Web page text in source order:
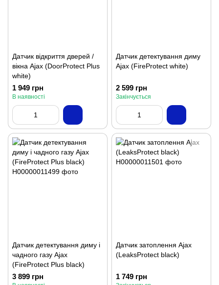
Датчик відкриття дверей /
вікна Ajax (DoorProtect Plus
white)
1 949 грн
В наявності
Датчик детектування диму
Ajax (FireProtect white)
2 599 грн
Закінчується
Датчик детектування диму і
чадного газу Ajax
(FireProtect Plus black)
3 899 грн
Датчик затоплення Ajax
(LeaksProtect black)
1 749 грн